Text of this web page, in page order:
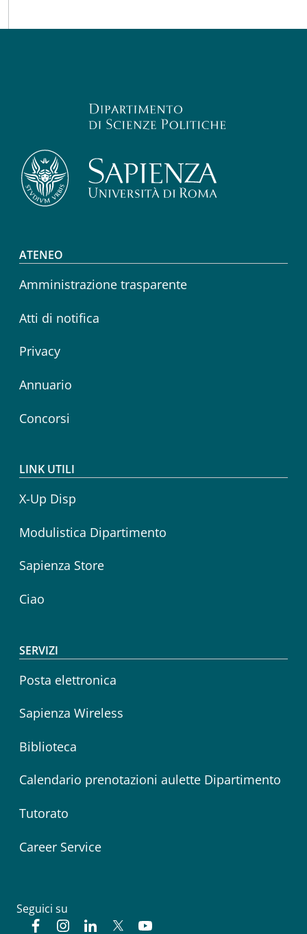
Footer menu
ATENEO
Amministrazione trasparente
Atti di notifica
Privacy
Annuario
Concorsi
LINK UTILI
X-Up Disp
Modulistica Dipartimento
Sapienza Store
Ciao
SERVIZI
Posta elettronica
Sapienza Wireless
Biblioteca
Calendario prenotazioni aulette Dipartimento
Tutorato
Career Service
Seguici su
FacebookInstagramLinkedinTwitter